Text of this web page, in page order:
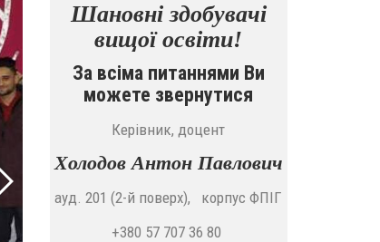
Шановні здобувачі
вищої освіти!
За всіма питаннями Ви
можете звернутися
Керівник, доцент
Холодов Антон Павлович
ауд. 201 (2-й поверх), корпус ФПІГ
+380 57 707 36 80